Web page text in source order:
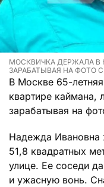
МОСКВИЧКА ДЕРЖАЛА В
ЗАРАБАТЫВАЯ НА ФОТО С
В Москве 65-
квартире каймана,
зарабатывая на
Надежда Ивановна
51,8 квадратных
улице. Ее соседи
и ужасную вонь.